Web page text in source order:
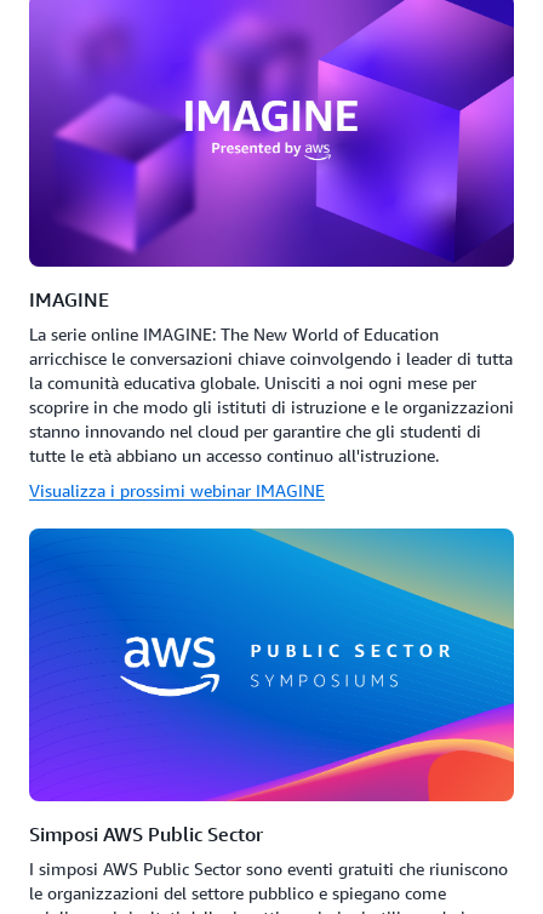
IMAGINE
La serie online IMAGINE: The New World of Education
arricchisce le conversazioni chiave coinvolgendo i leader di tutta
la comunità educativa globale. Unisciti a noi ogni mese per
scoprire in che modo gli istituti di istruzione e le organizzazioni
stanno innovando nel cloud per garantire che gli studenti di
tutte le età abbiano un accesso continuo all'istruzione.
Visualizza i prossimi webinar IMAGINE
Simposi AWS Public Sector
I simposi AWS Public Sector sono eventi gratuiti che riuniscono
le organizzazioni del settore pubblico e spiegano come